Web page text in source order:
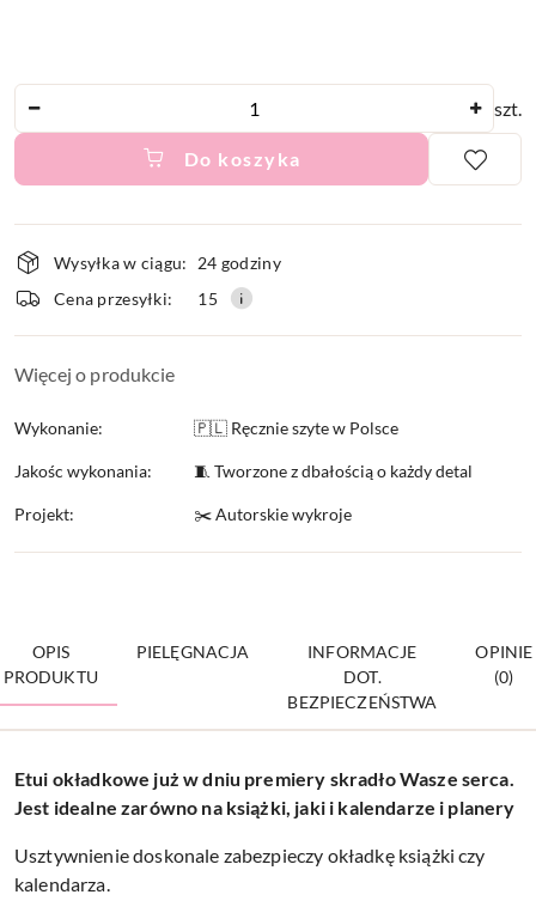
szt.
Do koszyka
i
dostawa
Wysyłka w ciągu:
24 godziny
Cena przesyłki:
15
Więcej o produkcie
Wykonanie: 🇵🇱 Ręcznie szyte w Polsce
Jakośc wykonania: 🧵 Tworzone z dbałością o każdy detal
Projekt: ✂️ Autorskie wykroje
OPIS
PRODUKTU
PIELĘGNACJA
INFORMACJE
DOT.
BEZPIECZEŃSTWA
OPINIE
(0)
Etui okładkowe już w dniu premiery skradło Wasze serca.
Jest idealne zarówno na książki, jaki i kalendarze i planery
Usztywnienie doskonale zabezpieczy okładkę książki czy
kalendarza.